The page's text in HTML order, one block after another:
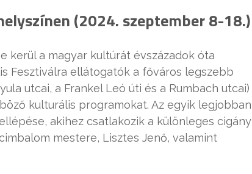
(2024. szeptember 8-18.)
kerül a magyar kultúrát évszázadok óta
Fesztiválra ellátogatók a főváros legszebb
utcai, a Frankel Leó úti és a Rumbach utcai)
kulturális programokat. Az egyik legjobban
akihez csatlakozik a különleges cigány
mestere, Lisztes Jenő, valamint